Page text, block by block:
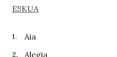
ESKUA
Aia
Alegia